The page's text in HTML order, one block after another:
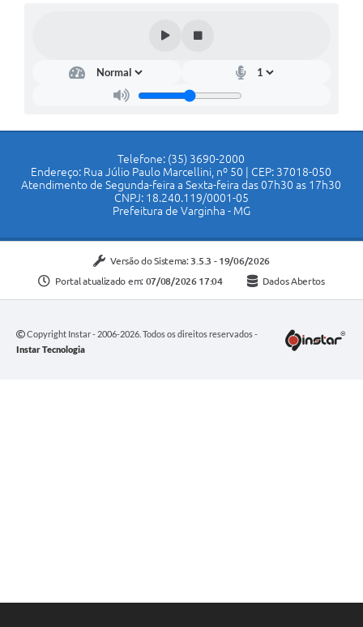
Telefone: (35) 3690-2000
Endereço: Rua Júlio Paulo Marcellini, nº 50 | CEP: 37018-050
Atendimento de Segunda-feira a Sexta-feira das 07h30 as 17h30
CNPJ: 18.240.119/0001-05
Prefeitura de Varginha - MG
Versão do Sistema: 3.5.3 - 19/06/2026
Portal atualizado em: 07/08/2026 17:04 Dados Abertos
Copyright Instar - 2006-2026. Todos os direitos reservados -
Instar Tecnologia